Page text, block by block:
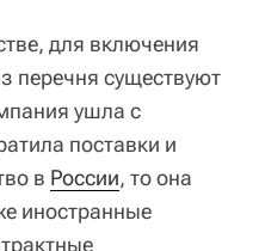
для включения
перечня существуют
ушла с
поставки и
в России, то она
иностранные